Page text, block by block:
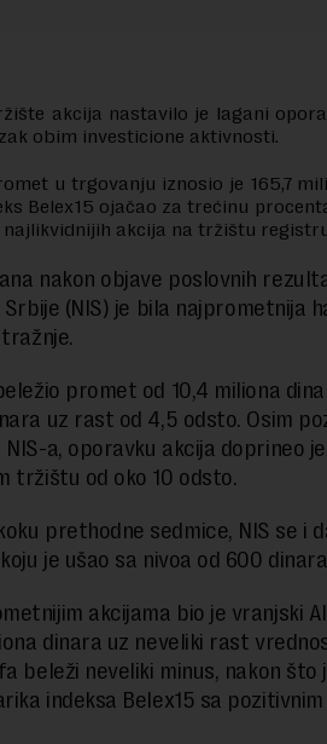
akcija nastavilo je lagani
obim investicione aktivnosti.
u trgovanju iznosio je 165,7
Belex15 ojačao za trećinu
akcija na tržištu
nakon objave poslovnih
(NIS) je bila najprometnija
promet od 10,4 miliona
uz rast od 4,5 odsto. Osim
a, oporavku akcija doprineo
tržištu od oko 10 odsto.
prethodne sedmice, NIS se i
je ušao sa nivoa od 600
akcijama bio je vranjski
dinara uz neveliki rast
beleži neveliki minus, nakon
indeksa Belex15 sa